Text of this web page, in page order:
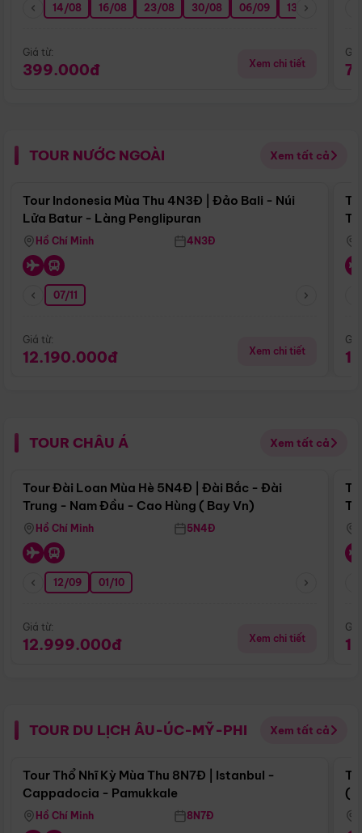
14/08 16/08 23/08 30/08 06/09 13/09
Giá từ:
399.000đ Xem chi tiết
TOUR NƯỚC NGOÀI Xem tất cả
Điểm nổi bật
Tour Indonesia Mùa Thu 4N3Đ | Đảo Bali - Núi
Lửa Batur - Làng Penglipuran
Hồ Chí Minh 4N3Đ
07/11
Giá từ:
12.190.000đ Xem chi tiết
TOUR CHÂU Á Xem tất cả
Điểm nổi bật
Tour Đài Loan Mùa Hè 5N4Đ | Đài Bắc - Đài
Trung - Nam Đầu - Cao Hùng ( Bay Vn)
Hồ Chí Minh 5N4Đ
12/09 01/10
Giá từ:
12.999.000đ Xem chi tiết
TOUR DU LỊCH ÂU-ÚC-MỸ-PHI Xem tất cả
Điểm nổi bật
Tour Thổ Nhĩ Kỳ Mùa Thu 8N7Đ | Istanbul -
Cappadocia - Pamukkale
Hồ Chí Minh 8N7Đ